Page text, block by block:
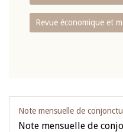
Revue économique et
Note mensuelle de
Note mensuelle de